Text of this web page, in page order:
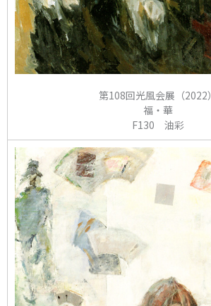
第108回光風会展（2022）
福・華
F130 油彩